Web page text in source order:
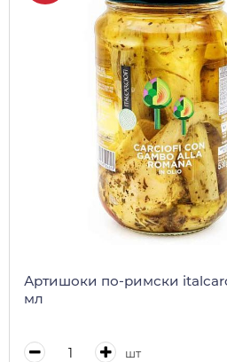
Артишоки по-римски
мл
шт